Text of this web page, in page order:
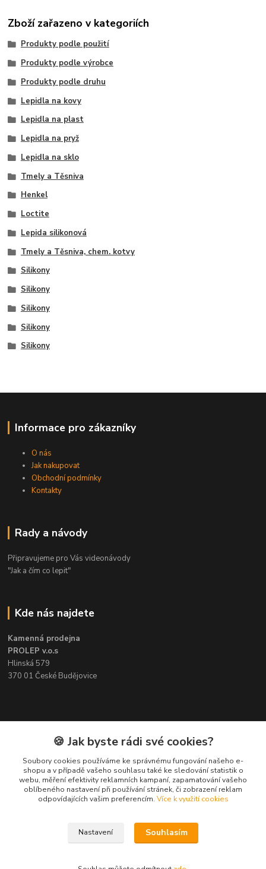
Zboží zařazeno v kategoriích
Produkty podle použití
Produkty podle výrobce
Produkty podle druhu
Lepidla na kovy
Lepidla na plast
Lepidla na pryž
Lepidla na sklo
Tmely a Těsniva
Henkel
Loctite
Lepida silikonová
Tmely a Těsniva, chem. kotvy
Silikony
Silikony
Silikony
Silikony
Silikony
Informace pro zákazníky
O nás
Jak nakupovat
Obchodní podmínky
Kontakty
Rady a návody
Připravujeme pro Vás videonávody
"Jak a čím co lepit"
Kde nás najdete
Kamenná prodejna
PROLEP v.o.s
Hlinská 579
370 01 České Budějovice
Kontakt
Pavel Šedivý
+420 602 148 895
Pracovní doba PO - PÁ: 8,00-16,30
🍪 Jak byste rádi své cookies?
Soubory cookies používáme ke správnému fungování našeho e-
shopu a v případě vašeho souhlasu také ke sledování statistik o
webu, měření efektivity reklamních kampaní, zapamatování vašeho
oblíbeného nastavení při používání stránek, či zobrazení reklam
odpovídajících vašim preferencím. Více k využití cookies
Nastavení Souhlasím